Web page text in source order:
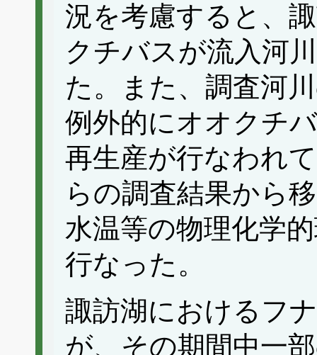
況を考慮すると、
クチバスが流入河
た。また、調査河
例外的にオオクチ
再生産が行なわれ
らの調査結果から
水温等の物理化学
行なった。
諏訪湖におけるフ
が、その期間中一